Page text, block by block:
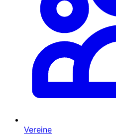
Vereine